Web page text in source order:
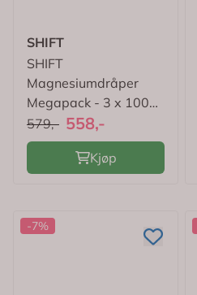
SHIFT
SHIFT
Magnesiumdråper
Megapack - 3 x 100
ml
579,- 558,-
Kjøp
-7%